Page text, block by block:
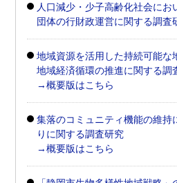
人口減少・少子高齢化社会に
団体の行財政運営に関する調査
地域資源を活用した持続可能な
地域経済循環の推進に関する調
→概要版はこちら
集落のコミュニティ機能の維持
りに関する調査研究
→概要版はこちら